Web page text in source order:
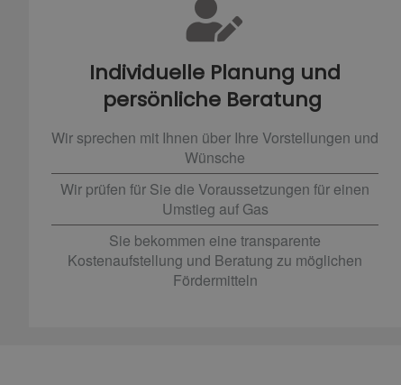
Individuelle Planung und
persönliche Beratung
Wir sprechen mit Ihnen über Ihre Vorstellungen und
Wünsche
Wir prüfen für Sie die Voraussetzungen für einen
Umstieg auf Gas
Sie bekommen eine transparente
Kostenaufstellung und Beratung zu möglichen
Fördermitteln